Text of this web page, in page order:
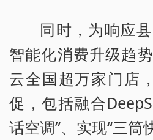
同时，为响应
智能化消费升级趋
云全国超万家门店
促，包括融合
话空调”、实现“三筒